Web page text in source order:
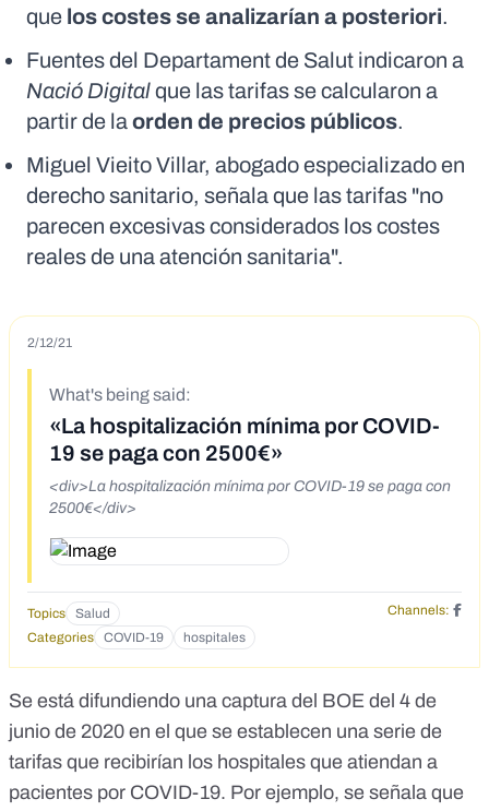
que los costes se analizarían a posteriori.
Fuentes del Departament de Salut indicaron a
Nació Digitalque las tarifas se calcularon a
partir de laorden de precios públicos.
Miguel Vieito Villar, abogado especializado en
derecho sanitario, señala que las tarifas "no
parecen excesivas considerados los costes
reales de una atención sanitaria".
2/12/21
What's being said:
«La hospitalización mínima por COVID-
19 se paga con 2500€»
<div>La hospitalización mínima por COVID-19 se paga con
2500€</div>
Topics Salud
Channels:
Categories
COVID-19 hospitales
Se está difundiendo una captura del BOE del 4 de
junio de 2020 en el que se establecen una serie de
tarifas que recibirían los hospitales que atiendan a
pacientes por COVID-19. Por ejemplo, se señala que